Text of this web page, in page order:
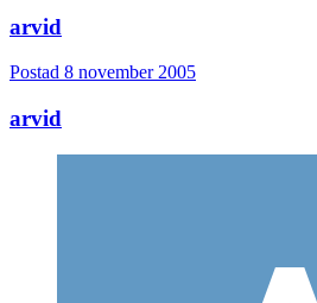
arvid
Postad 8 november 2005
arvid